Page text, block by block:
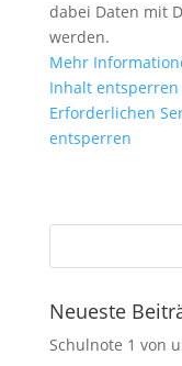
dabei Daten mit
werden.
Mehr
Inhalt entsperren
Erforderlichen
entsperren
Neueste
Schulnote 1 von